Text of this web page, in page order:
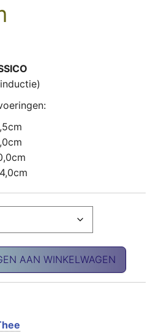
€19.99 tot €34.99
aantal
AAN WINKELWAGEN